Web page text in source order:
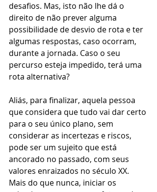
desafios. Mas, isto não lhe dá o
direito de não prever alguma
possibilidade de desvio de rota e ter
algumas respostas, caso ocorram,
durante a jornada. Caso o seu
percurso esteja impedido, terá uma
rota alternativa?
Aliás, para finalizar, aquela pessoa
que considera que tudo vai dar certo
para o seu único plano, sem
considerar as incertezas e riscos,
pode ser um sujeito que está
ancorado no passado, com seus
valores enraizados no século XX.
Mais do que nunca, iniciar os